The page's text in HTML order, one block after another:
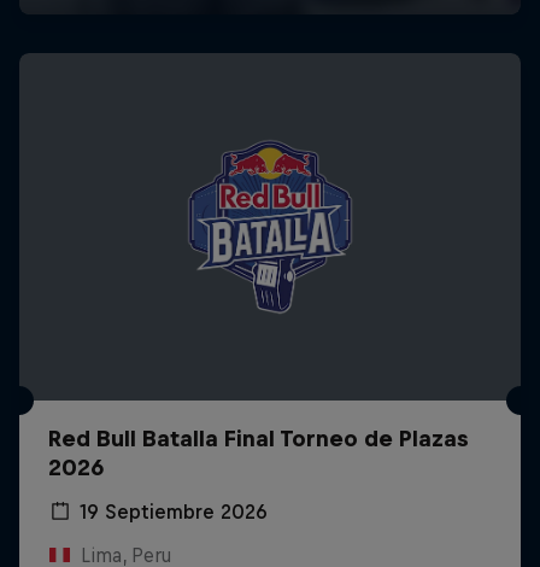
Red Bull Batalla Final Torneo de Plazas
2026
19 Septiembre 2026
Lima, Peru